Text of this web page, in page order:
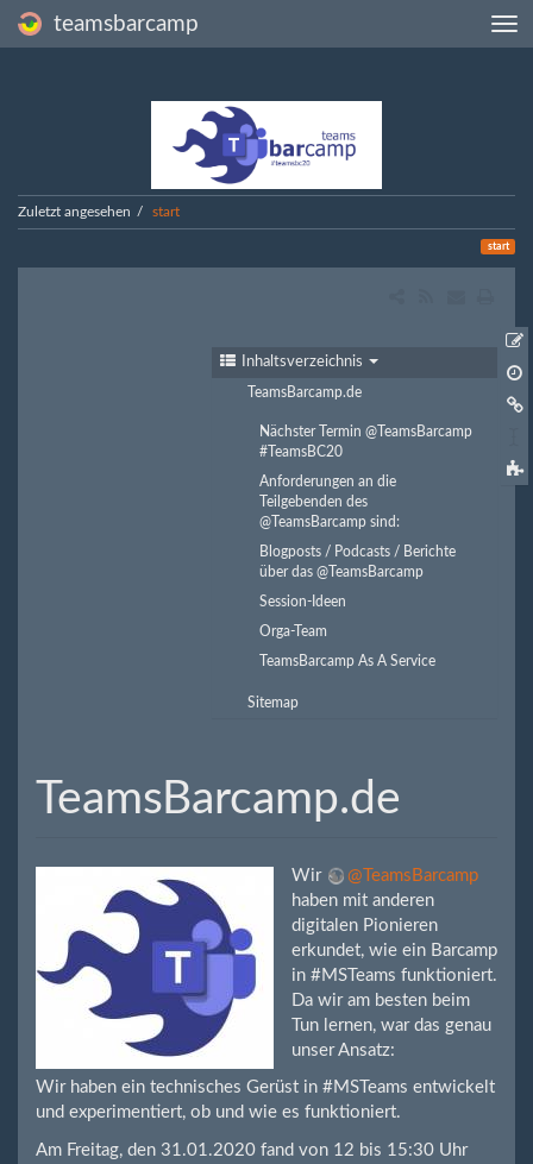
teamsbarcamp
Zuletzt angesehen start
start
Inhaltsverzeichnis
TeamsBarcamp.de
Nächster Termin @TeamsBarcamp
#TeamsBC20
Anforderungen an die
Teilgebenden des
@TeamsBarcamp sind:
Blogposts / Podcasts / Berichte
über das @TeamsBarcamp
Session-Ideen
Orga-Team
​​​​​TeamsBarcamp As A Service
Sitemap
TeamsBarcamp.de
Wir
@TeamsBarcamp
haben mit anderen
digitalen Pionieren
erkundet, wie ein Barcamp
in #MSTeams funktioniert.
Da wir am besten beim
Tun lernen, war das genau
unser Ansatz:
Wir haben ein technisches Gerüst in #MSTeams entwickelt
und experimentiert, ob und wie es funktioniert.
Am Freitag, den 31.01.2020 fand von 12 bis 15:30 Uhr